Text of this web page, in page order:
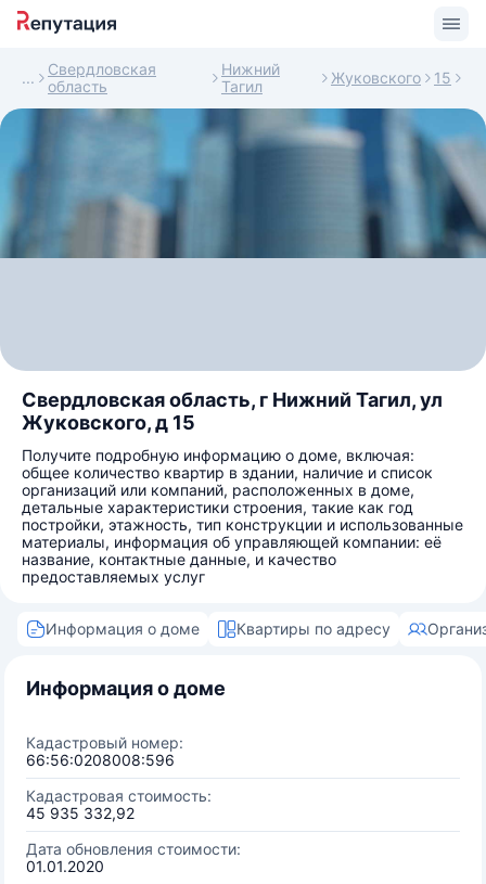
Свердловская
область
Нижний
Тагил
Жуковского 15
Свердловская область, г Нижний Тагил, ул
Жуковского, д 15
Получите подробную информацию о доме, включая:
общее количество квартир в здании, наличие и список
организаций или компаний, расположенных в доме,
детальные характеристики строения, такие как год
постройки, этажность, тип конструкции и использованные
материалы, информация об управляющей компании: её
название, контактные данные, и качество
предоставляемых услуг
Информация о доме Квартиры по адресу
Информация о доме
Кадастровый номер:
66:56:0208008:596
Кадастровая стоимость:
45 935 332,92
Дата обновления стоимости:
01.01.2020